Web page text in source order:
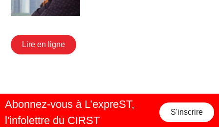
Lire en ligne
Abonnez-vous à L’expreST,
l'infolettre du CIRST
S'inscrire